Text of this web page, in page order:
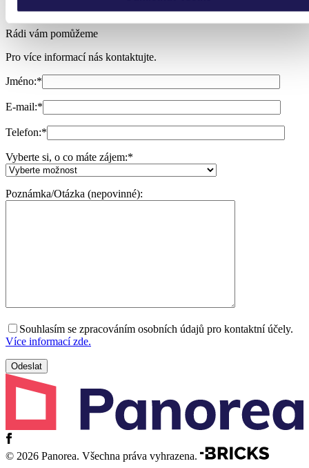
Rádi vám pomůžeme
Pro více informací nás kontaktujte.
Jméno:*
E-mail:*
Telefon:*
Vyberte si, o co máte zájem:*
Poznámka/Otázka (nepovinné):
Souhlasím se zpracováním osobních údajů pro kontaktní účely.
Více informací zde.
© 2026 Panorea. Všechna práva vyhrazena.